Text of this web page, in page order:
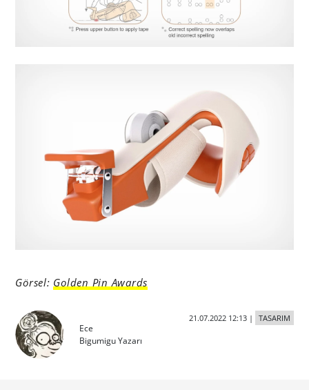
Görsel: Golden Pin Awards
Ece
Bigumigu Yazarı
21.07.2022 12:13| TASARIM